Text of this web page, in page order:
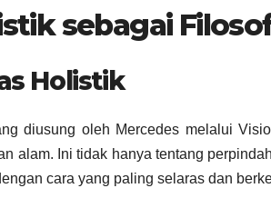
sebagai
Holistik
diusung oleh Mercedes melalui
alam. Ini tidak hanya tentang
cara yang paling selaras dan